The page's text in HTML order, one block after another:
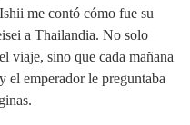
me contó cómo fue su
a Thailandia. No solo
viaje, sino que cada mañana
el emperador le preguntaba